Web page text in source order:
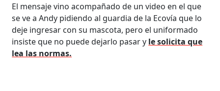
El mensaje vino acompañado de un video en el que
se ve a Andy pidiendo al guardia de la Ecovía que lo
deje ingresar con su mascota, pero el uniformado
insiste que no puede dejarlo pasar y le solicita que
lea las normas.